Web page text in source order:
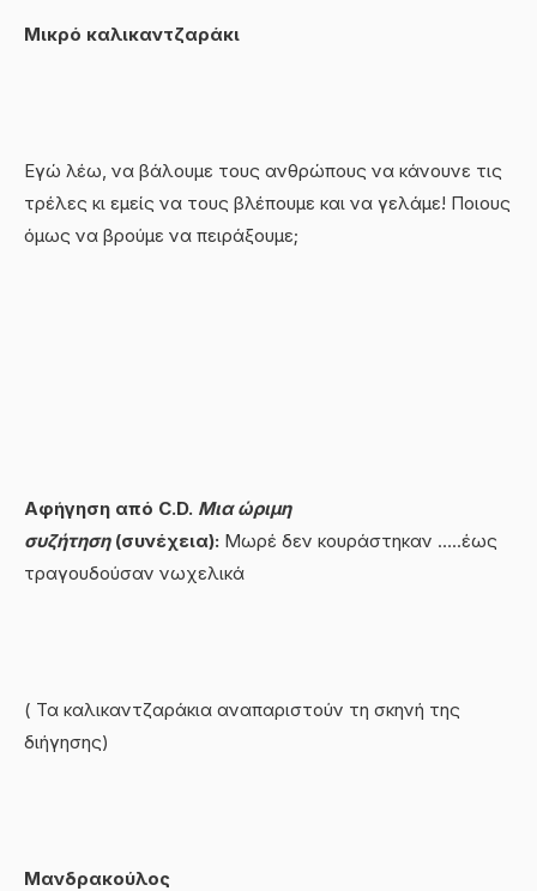
Μικρό καλικαντζαράκι
Εγώ λέω, να βάλουμε τους ανθρώπους να κάνουνε τις
τρέλες κι εμείς να τους βλέπουμε και να γελάμε! Ποιους
όμως να βρούμε να πειράξουμε;
Αφήγηση από C.D. Μια ώριμη
συζήτηση (συνέχεια): Μωρέ δεν κουράστηκαν …..έως
τραγουδούσαν νωχελικά
( Τα καλικαντζαράκια αναπαριστούν τη σκηνή της
διήγησης)
Μανδρακούλος